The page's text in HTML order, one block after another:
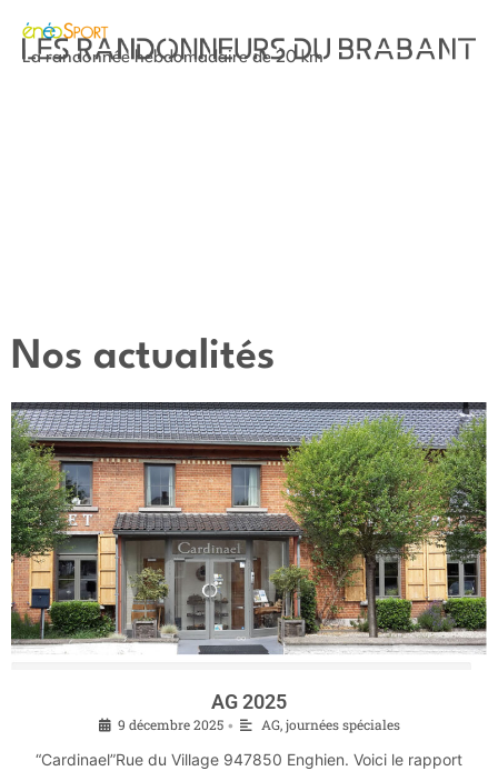
La randonnée hebdomadaire de 20 km
Nos actualités
AG 2025
9 décembre 2025 • AG, journées spéciales
“Cardinael”Rue du Village 947850 Enghien. Voici le rapport